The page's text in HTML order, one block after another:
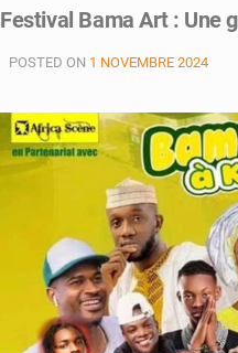
Festival Bama Art : Une
POSTED ON 1 NOVEMBRE 2024